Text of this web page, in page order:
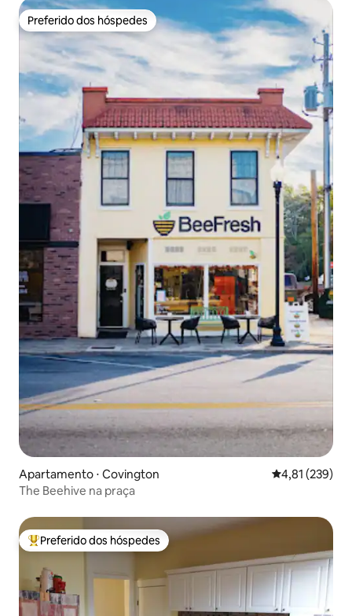
Preferido dos hóspedes
Preferido dos hóspedes
Apartamento ⋅ Covington 4,81 de uma
4,81 (239)
The Beehive na praça
Entre os melhores preferidos dos hóspedes
Preferido dos hóspedes